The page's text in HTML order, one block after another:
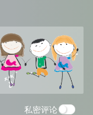
私密评论